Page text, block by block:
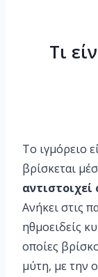
Τι
Το ιγμόρειο
βρίσκεται
Ανήκει στις
ηθμοειδείς
οποίες
μύτη, με την